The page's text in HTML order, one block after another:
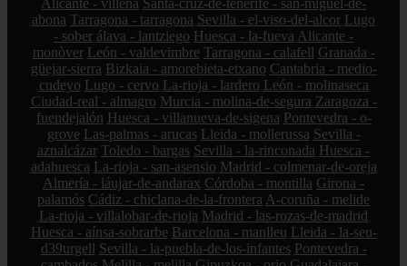
Alicante - villena Santa-cruz-de-tenerife - san-miguel-de-
abona Tarragona - tarragona Sevilla - el-viso-del-alcor Lugo
- sober álava - lantziego Huesca - la-fueva Alicante -
monòver León - valdevimbre Tarragona - calafell Granada -
güejar-sierra Bizkaia - amorebieta-etxano Cantabria - medio-
cudeyo Lugo - cervo La-rioja - lardero León - molinaseca
Ciudad-real - almagro Murcia - molina-de-segura Zaragoza -
fuendejalón Huesca - villanueva-de-sigena Pontevedra - o-
grove Las-palmas - arucas Lleida - mollerussa Sevilla -
aznalcázar Toledo - bargas Sevilla - la-rinconada Huesca -
adahuesca La-rioja - san-asensio Madrid - colmenar-de-oreja
Almería - láujar-de-andarax Córdoba - montilla Girona -
palamós Cádiz - chiclana-de-la-frontera A-coruña - melide
La-rioja - villalobar-de-rioja Madrid - las-rozas-de-madrid
Huesca - aínsa-sobrarbe Barcelona - manlleu Lleida - la-seu-
d39urgell Sevilla - la-puebla-de-los-infantes Pontevedra -